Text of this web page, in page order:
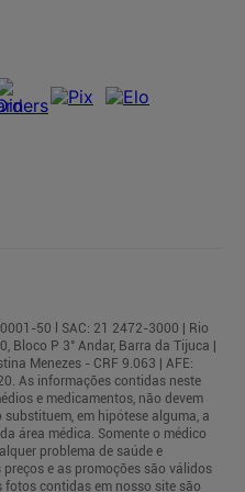
50 l SAC: 21 2472-3000 | Rio
Bloco P 3° Andar, Barra da Tijuca |
Menezes - CRF 9.063 | AFE:
As informações contidas neste
e medicamentos, não devem
em hipótese alguma, a
área médica. Somente o médico
problema de saúde e
e as promoções são válidos
fotos contidas em nosso site são